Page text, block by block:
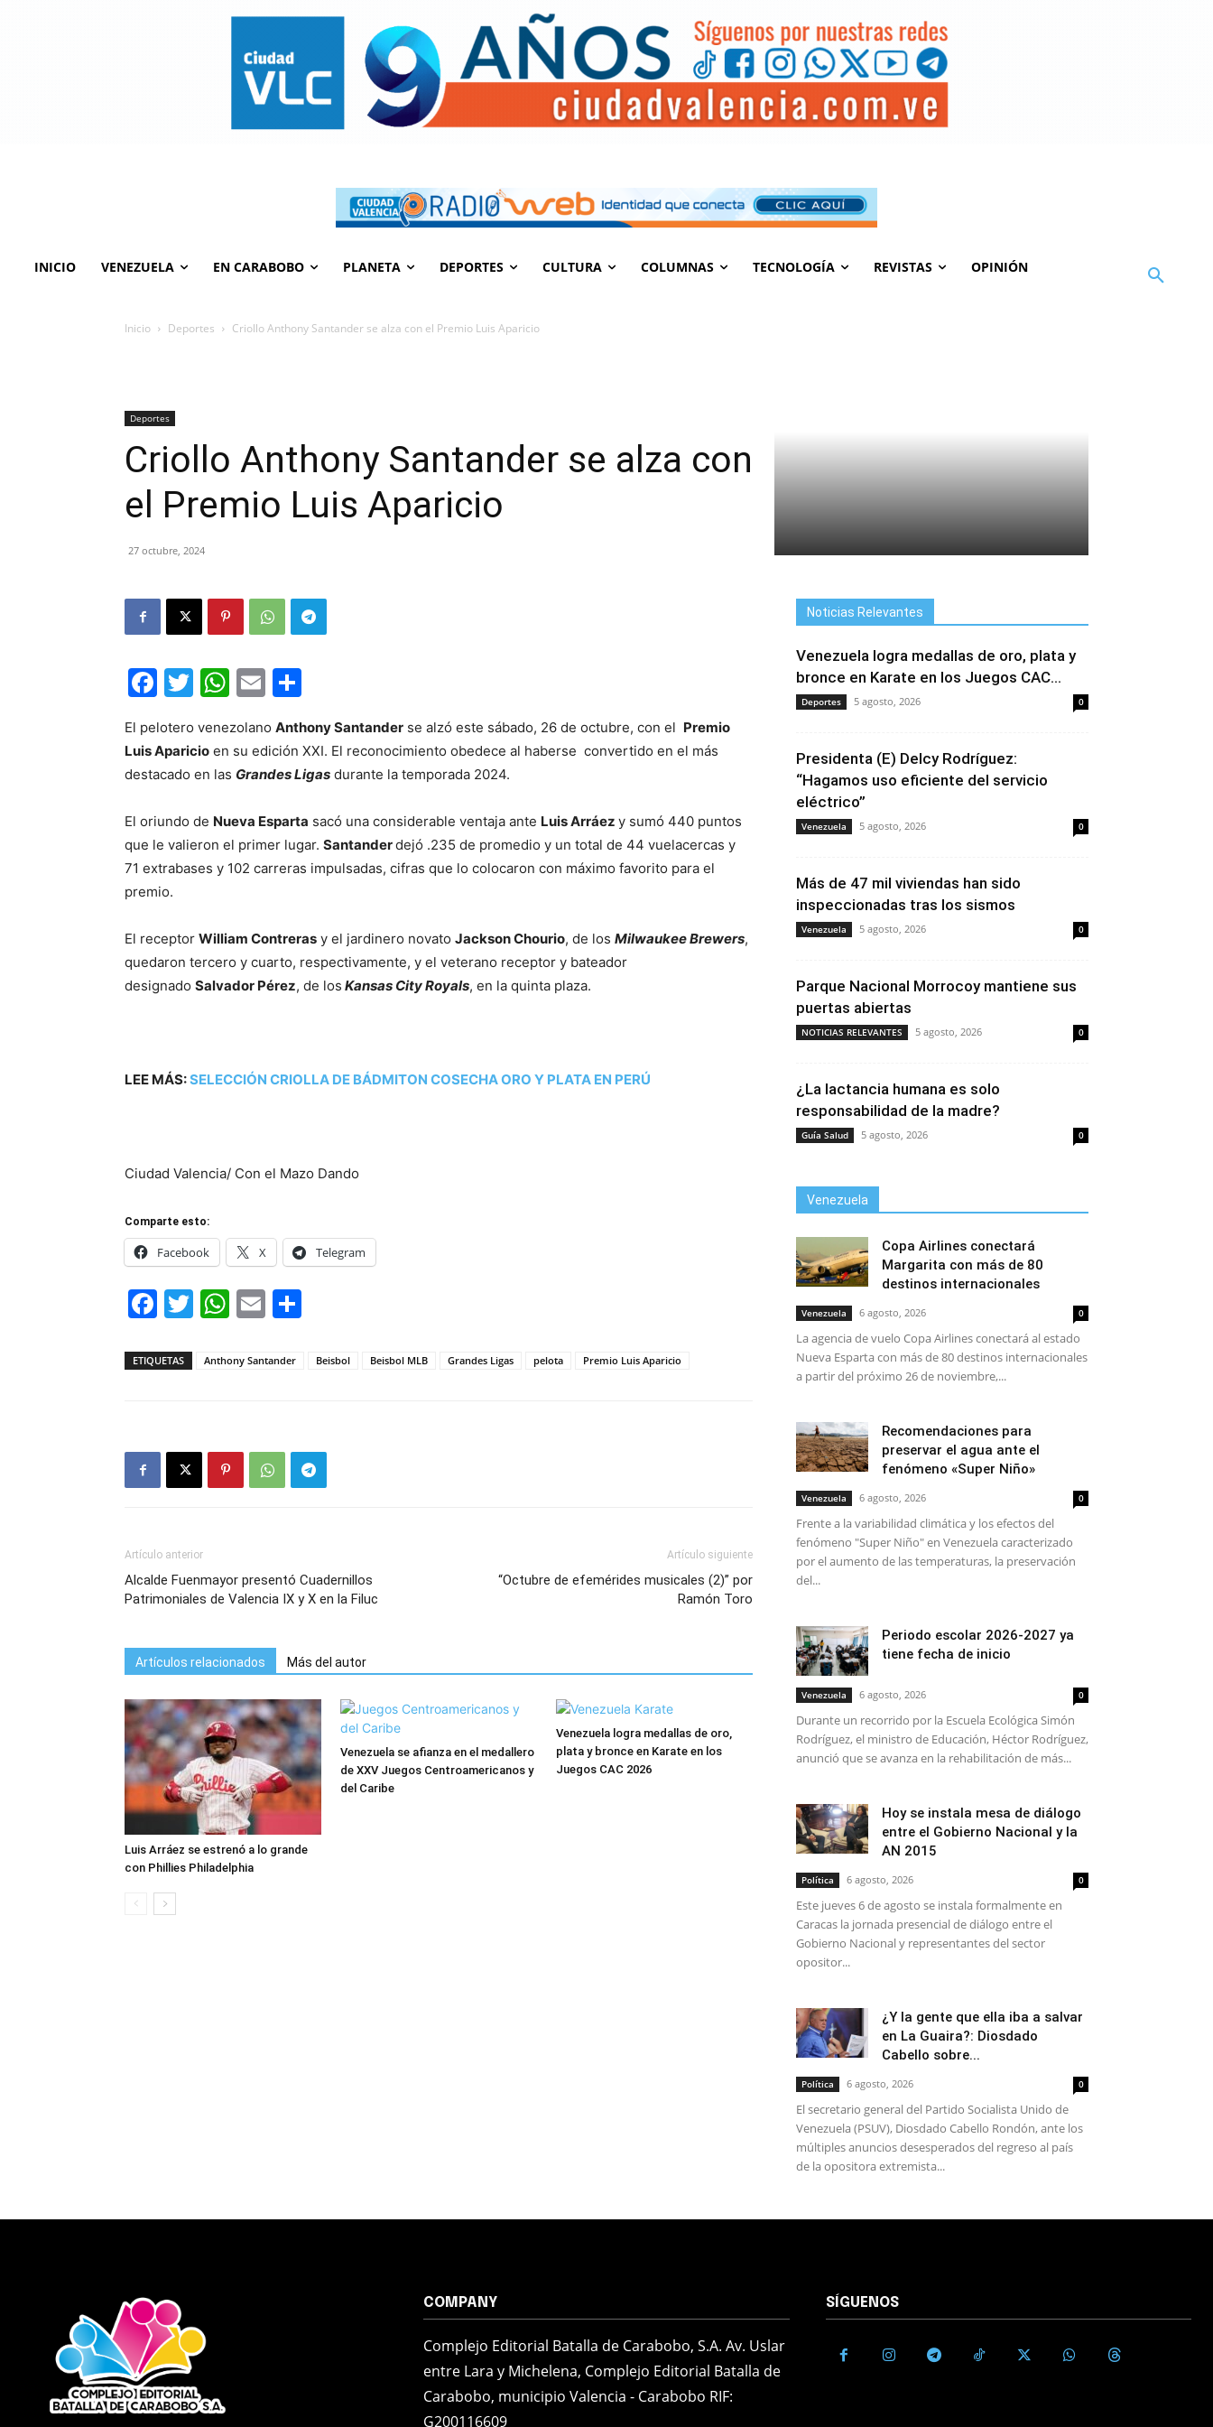
INICIO VENEZUELA EN CARABOBO PLANETA DEPORTES CULTURA COLUMNAS TECNOLOGÍA REVISTAS OPINIÓN
Inicio Deportes Criollo Anthony Santander se alza con el Premio Luis Aparicio
Deportes
Criollo Anthony Santander se alza con
el Premio Luis Aparicio
27 octubre, 2024
Facebook
Twitter
WhatsApp
Email
El pelotero venezolano Anthony Santander se alzó este sábado, 26 de octubre, con el Premio
Luis Aparicio en su edición XXI. El reconocimiento obedece al haberse convertido en el más
destacado en las Grandes Ligas durante la temporada 2024.
El oriundo de Nueva Esparta sacó una considerable ventaja ante Luis Arráez y sumó 440 puntos
que le valieron el primer lugar. Santanderdejó .235 de promedio y un total de 44 vuelacercas y
71 extrabases y 102 carreras impulsadas, cifras que lo colocaron con máximo favorito para el
premio.
El receptor William Contreras y el jardinero novato Jackson Chourio, de los Milwaukee Brewers,
quedaron tercero y cuarto, respectivamente, y el veterano receptor y bateador
designado Salvador Pérez, de los Kansas City Royals, en la quinta plaza.
LEE MÁS:SELECCIÓN CRIOLLA DE BÁDMITON COSECHA ORO Y PLATA EN PERÚ
Ciudad Valencia/ Con el Mazo Dando
Comparte esto:
Facebook X Telegram
Facebook
Twitter
WhatsApp
Email
ETIQUETAS Anthony Santander Beisbol Beisbol MLB Grandes Ligas pelota Premio Luis Aparicio
Artículo anterior
Alcalde Fuenmayor presentó Cuadernillos
Patrimoniales de Valencia IX y X en la Filuc
Artículo siguiente
“Octubre de efemérides musicales (2)” por
Ramón Toro
Artículos relacionados Más del autor
Luis Arráez se estrenó a lo grande
con Phillies Philadelphia
Venezuela se afianza en el medallero
de XXV Juegos Centroamericanos y
del Caribe
Venezuela logra medallas de oro,
plata y bronce en Karate en los
Juegos CAC 2026
Noticias Relevantes
Venezuela logra medallas de oro, plata y
bronce en Karate en los Juegos CAC...
Deportes 5 agosto, 2026 0
Presidenta (E) Delcy Rodríguez:
“Hagamos uso eficiente del servicio
eléctrico”
Venezuela 5 agosto, 2026 0
Más de 47 mil viviendas han sido
inspeccionadas tras los sismos
Venezuela 5 agosto, 2026 0
Parque Nacional Morrocoy mantiene sus
puertas abiertas
NOTICIAS RELEVANTES 5 agosto, 2026 0
¿La lactancia humana es solo
responsabilidad de la madre?
Guía Salud 5 agosto, 2026 0
Venezuela
Copa Airlines conectará
Margarita con más de 80
destinos internacionales
Venezuela 6 agosto, 2026 0
La agencia de vuelo Copa Airlines conectará al estado
Nueva Esparta con más de 80 destinos internacionales
a partir del próximo 26 de noviembre,...
Recomendaciones para
preservar el agua ante el
fenómeno «Super Niño»
Venezuela 6 agosto, 2026 0
Frente a la variabilidad climática y los efectos del
fenómeno "Super Niño" en Venezuela caracterizado
por el aumento de las temperaturas, la preservación
del...
Periodo escolar 2026-2027 ya
tiene fecha de inicio
Venezuela 6 agosto, 2026 0
Durante un recorrido por la Escuela Ecológica Simón
Rodríguez, el ministro de Educación, Héctor Rodríguez,
anunció que se avanza en la rehabilitación de más...
Hoy se instala mesa de diálogo
entre el Gobierno Nacional y la
AN 2015
Política 6 agosto, 2026 0
Este jueves 6 de agosto se instala formalmente en
Caracas la jornada presencial de diálogo entre el
Gobierno Nacional y representantes del sector
opositor...
¿Y la gente que ella iba a salvar
en La Guaira?: Diosdado
Cabello sobre...
Política 6 agosto, 2026 0
El secretario general del Partido Socialista Unido de
Venezuela (PSUV), Diosdado Cabello Rondón, ante los
múltiples anuncios desesperados del regreso al país
de la opositora extremista...
COMPANY
Complejo Editorial Batalla de Carabobo, S.A. Av. Uslar
entre Lara y Michelena, Complejo Editorial Batalla de
Carabobo, municipio Valencia - Carabobo RIF:
G200116609
SÍGUENOS